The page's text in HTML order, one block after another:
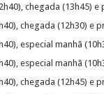
chegada (13h45) e
chegada (12h30) e
especial manhã
especial manhã
chegada (12h45) e